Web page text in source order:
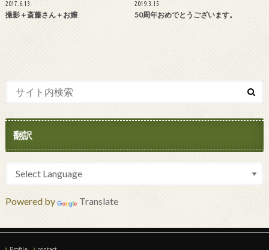
2017.6.13
撮影＋斎藤さん＋お嬢
2019.3.15
50周年おめでとうございます。
翻訳
Powered by Translate
Profile contact